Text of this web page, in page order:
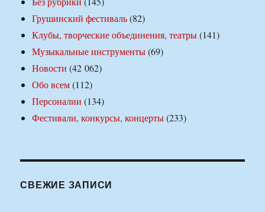
Грушинский фестиваль(82)
Клубы, творческие объединения, театры(141)
Музыкальные инструменты(69)
Новости (42 062)
Обо всем(112)
Персоналии (134)
Фестивали, конкурсы, концерты(233)
СВЕЖИЕ ЗАПИСИ